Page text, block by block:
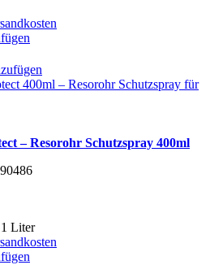
– Resorohr Schutzspray 400ml
Liter